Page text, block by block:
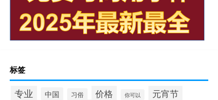
标签
专业 中国 习俗 价格 你可以 元宵节